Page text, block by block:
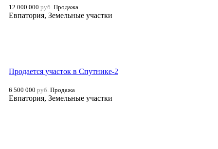
12 000 000 руб. Продажа
Евпатория, Земельные участки
Продается участок в Спутнике-2
6 500 000 руб. Продажа
Евпатория, Земельные участки